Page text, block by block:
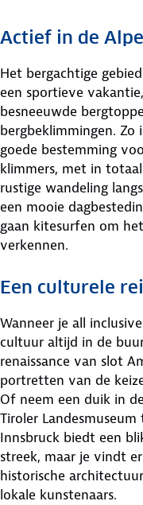
Actief in de
Het bergachtige
een sportieve
besneeuwde
bergbeklimmingen. Zo
goede bestemming
klimmers, met in
rustige wandeling
een mooie
gaan kitesurfen om
verkennen.
Een culturele
Wanneer je all
cultuur altijd in de
renaissance van slot
portretten van de
Of neem een duik in
Tiroler
Innsbruck biedt een
streek, maar je vindt
historische
lokale kunstenaars.